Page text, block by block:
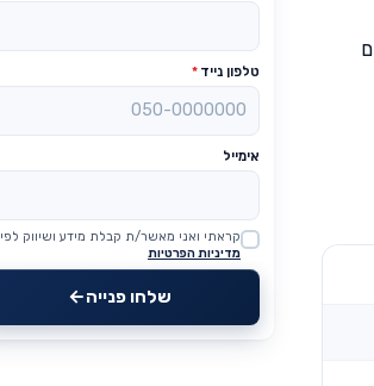
טלפון נייד *
אימייל
Website
קראתי ואני מאשר/ת קבלת מידע ושיווק לפי
מדיניות הפרטיות
שלחו פנייה